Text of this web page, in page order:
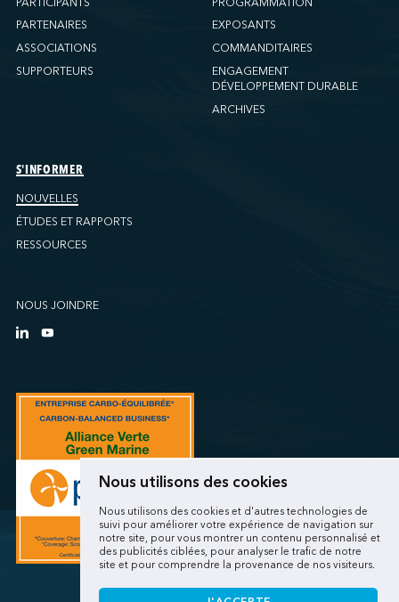
Nous utilisons des cookies
Nous utilisons des cookies et d'autres technologies de
suivi pour améliorer votre expérience de navigation sur
notre site, pour vous montrer un contenu personnalisé et
des publicités ciblées, pour analyser le trafic de notre
site et pour comprendre la provenance de nos visiteurs.
PARTENAIRES
ASSOCIATIONS
SUPPORTEURS
EXPOSANTS
COMMANDITAIRES
ENGAGEMENT
DÉVELOPPEMENT DURABLE
ARCHIVES
S'INFORMER
NOUVELLES
ÉTUDES ET RAPPORTS
RESSOURCES
NOUS JOINDRE